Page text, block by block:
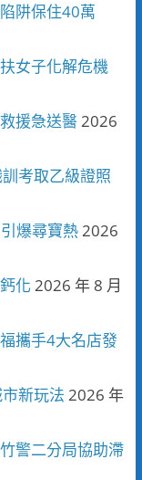
阱保住40萬
女子化解危機
援急送醫2026
考取乙級證照
爆尋寶熱2026
化 2026 年 8 月
攜手4大名店發
新玩法 2026 年
警二分局協助滯